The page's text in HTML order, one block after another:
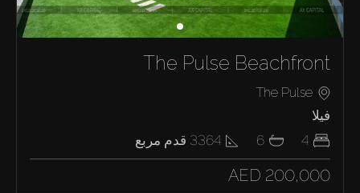
The Pulse Beachfront
The Pulse
فيلا
4
6
3364 قدم مربع
AED 200,000